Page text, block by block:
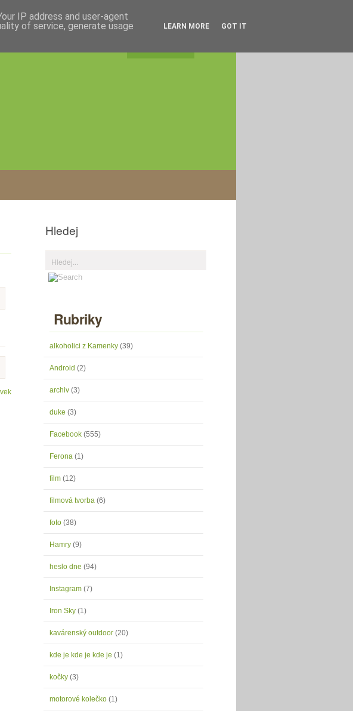
Hledej
Rubriky
alkoholici z Kamenky (39)
Android (2)
archiv (3)
duke (3)
Facebook (555)
Ferona (1)
film (12)
filmová tvorba (6)
foto (38)
Hamry (9)
heslo dne (94)
Instagram (7)
Iron Sky (1)
kavárenský outdoor (20)
kde je kde je kde je (1)
kočky (3)
motorové kolečko (1)
IP address and user-agent
of service, generate usage
LEARN MORE GOT IT